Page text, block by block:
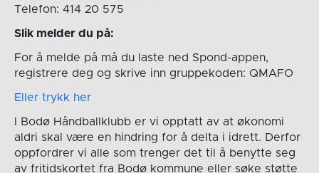
Telefon: 414 20 575
Slik melder du på:
For å melde på må du laste ned Spond-appen,
registrere deg og skrive inn gruppekoden: QMAFO
Eller trykk her
I Bodø Håndballklubb er vi opptatt av at økonomi
aldri skal være en hindring for å delta i idrett. Derfor
oppfordrer vi alle som trenger det til å benytte seg
av fritidskortet fra Bodø kommune eller søke støtte